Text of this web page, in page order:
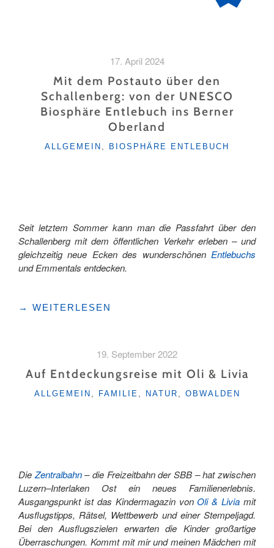
17. April 2024
Mit dem Postauto über den
Schallenberg: von der UNESCO
Biosphäre Entlebuch ins Berner
Oberland
KATEGORIEN
ALLGEMEIN , BIOSPHÄRE ENTLEBUCH
Seit letztem Sommer kann man die Passfahrt über den
Schallenberg mit dem öffentlichen Verkehr erleben – und
gleichzeitig neue Ecken des wunderschönen Entlebuchs
und Emmentals entdecken.
"MIT
SCHALLENBERG:
DER
OBERLAND"
→ WEITERLESEN
19. September 2022
Auf Entdeckungsreise mit Oli & Livia
KATEGORIEN
ALLGEMEIN FAMILIE NATUR OBWALDEN
Die Zentralbahn– die Freizeitbahn der SBB – hat zwischen
Luzern–Interlaken Ost ein neues Familienerlebnis.
Ausgangspunkt ist das Kindermagazin vonOli & Livia mit
Ausflugstipps, Rätsel, Wettbewerb und einer Stempeljagd.
Bei den Ausflugszielen erwarten die Kinder großartige
Überraschungen. Kommt mit mir und meinen Mädchen mit